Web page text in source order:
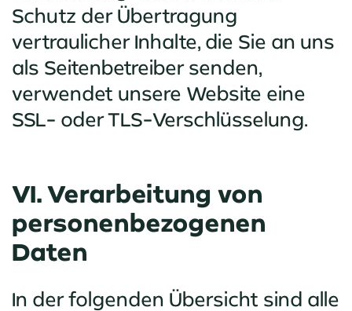
Schutz der Übertragung
vertraulicher Inhalte, die Sie an uns
als Seitenbetreiber senden,
verwendet unsere Website eine
SSL- oder TLS-Verschlüsselung.
VI. Verarbeitung von
personenbezogenen
Daten
In der folgenden Übersicht sind alle